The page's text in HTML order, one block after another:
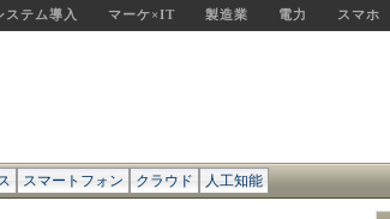
ステム導入 マーケ×IT 製造業 電力 スマホ
スマートフォン クラウド 人工知能